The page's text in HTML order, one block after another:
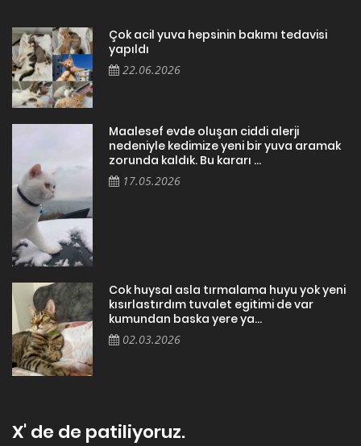
Çok acil yuva hepsinin bakımı tedavisi
yapıldı
22.06.2026
Maalesef evde oluşan ciddi alerji
nedeniyle kedimize yeni bir yuva aramak
zorunda kaldık. Bu kararı ...
17.05.2026
Cok huysal asla tırmalama huyu yok yeni
kısırlastırdım tuvalet egitimi de var
kumundan baska yere ya...
02.03.2026
X' de de patiliyoruz.